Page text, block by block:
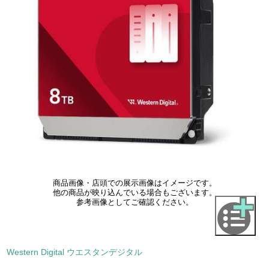
商品画像・店頭での展示画像はイメージです。
他の商品が映り込んでいる場合もございます。
参考画像としてご確認ください。
Western Digital ウエスタンデジタル